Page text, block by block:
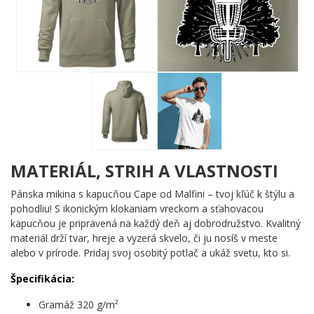
ktoré dodávajú celej grafike dynamiku a pocit víťazného hodu.
Jednoduchosť čiernej a bielej tu hovorí hlasnejšie než akýkoľvek
krikľavý motív.
Komu urobí radosť?
🎯 Každému disc golfistu, ktorý trávi víkendy medzi
stromami namiesto sedenia doma
🌟 Hráčom, čo milujú prírodu a šport v jednom
neoddeliteľnom balení
zbytočných slov
disc golfistu v živote
Hoď to správne – vyber si tento motív a nech každý vie, kde patrí
tvoje srdce. ✨
MATERIÁL, STRIH A VLASTNOSTI
Pánska mikina s kapucňou Cape od Malfini – tvoj kľúč k štýlu a
pohodliu! S ikonickým klokaniam vreckom a sťahovacou
kapucňou je pripravená na každý deň aj dobrodružstvo. Kvalitný
materiál drží tvar, hreje a vyzerá skvelo, či ju nosíš v meste
alebo v prírode. Pridaj svoj osobitý potlač a ukáž svetu, kto si.
Špecifikácia:
Gramáž 320 g/m²